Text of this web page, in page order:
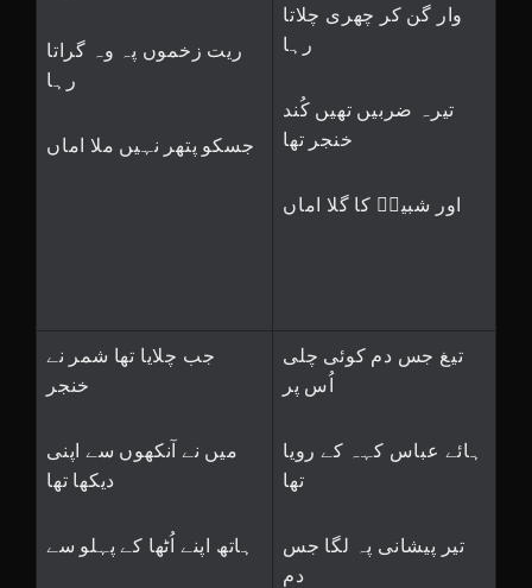
ریت زخموں پہ وہ گراتا
رہا
جسکو پتھر نہیں ملا اماں
وار گن کر چھری چلاتا
رہا
تیرہ ضربیں تھیں کُند
خنجر تھا
اور شبیرؑ کا گلا اماں
جب چلایا تھا شمر نے
خنجر
میں نے آنکھوں سے اپنی
دیکھا تھا
ہاتھ اپنے اُٹھا کے پہلو سے
تیغ جس دم کوئی چلی
اُس پر
ہائے عباس کہہ کے رویا
تھا
تیر پیشانی پہ لگا جس
دم